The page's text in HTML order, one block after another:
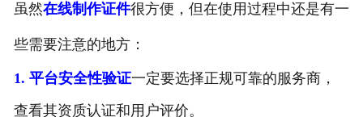
虽然在线制作证件很方便，但在使用过程中还是有一
些需要注意的地方：
1. 平台安全性验证一定要选择正规可靠的服务商，
查看其资质认证和用户评价。